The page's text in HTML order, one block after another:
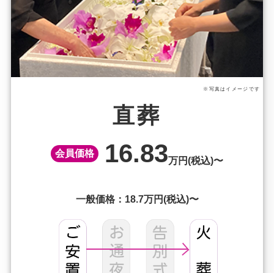
※写真はイメージです
直葬
会員価格 16.83万円(税込)〜
一般価格：18.7万円(税込)〜